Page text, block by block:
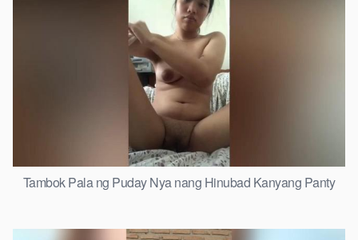
Tambok Pala ng Puday Nya nang Hinubad Kanyang Panty